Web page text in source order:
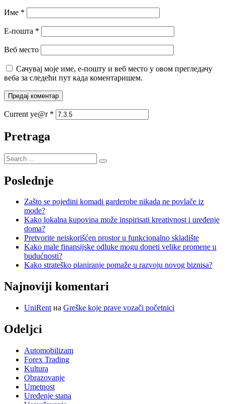
Име *
Е-пошта *
Веб место
Сачувај моје име, е-пошту и веб место у овом прегледачу
веба за следећи пут када коментаришем.
Current ye@r *
Pretraga
Poslednje
Zašto se pojedini komadi garderobe nikada ne povlače iz
mode?
Kako lokalna kupovina može inspirisati kreativnost i uređenje
doma?
Pretvorite neiskorišćen prostor u funkcionalno skladište
Kako male finansijske odluke mogu doneti velike promene u
budućnosti?
Kako strateško planiranje pomaže u razvoju novog biznisa?
Najnoviji komentari
UniRent на Greške koje prave vozači početnici
Odeljci
Automobilizam
Forex Trading
Kultura
Obrazovanje
Umetnost
Uređenje stana